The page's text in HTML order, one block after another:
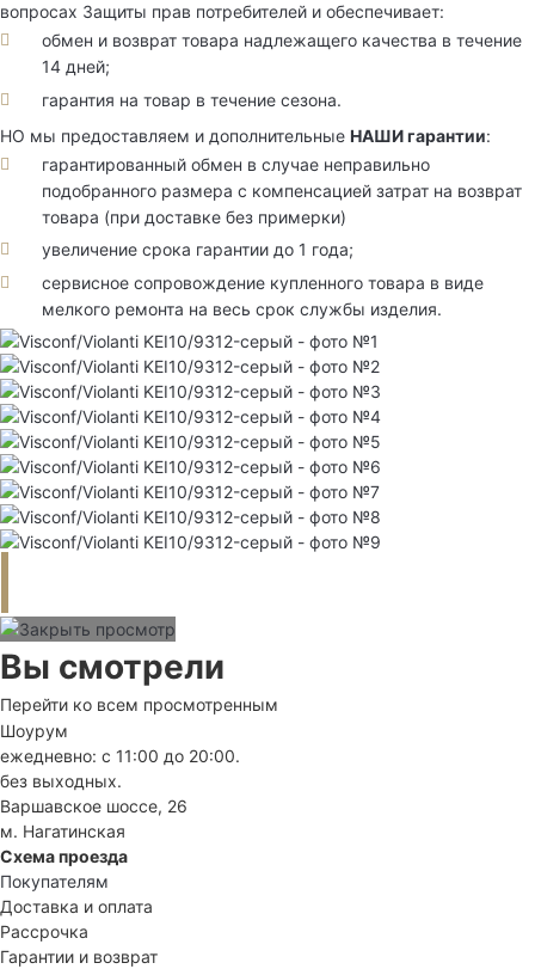
вопросах Защиты прав потребителей и обеспечивает:
обмен и возврат товара надлежащего качества в течение
14 дней;
гарантия на товар в течение сезона.
НО мы предоставляем и дополнительные НАШИ гарантии:
гарантированный обмен в случае неправильно
подобранного размера с компенсацией затрат на возврат
товара (при доставке без примерки)
увеличение срока гарантии до 1 года;
сервисное сопровождение купленного товара в виде
мелкого ремонта на весь срок службы изделия.
Вы смотрели
Перейти ко всем просмотренным
Шоурум
ежедневно: с 11:00 до 20:00.
без выходных.
Варшавское шоссе, 26
м. Нагатинская
Схема проезда
Покупателям
Доставка и оплата
Рассрочка
Гарантии и возврат